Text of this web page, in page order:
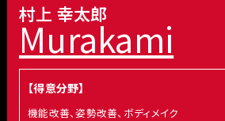
村上 幸太郎
Murakami
【得意分野】
機能改善、姿勢改善、ボディメイク